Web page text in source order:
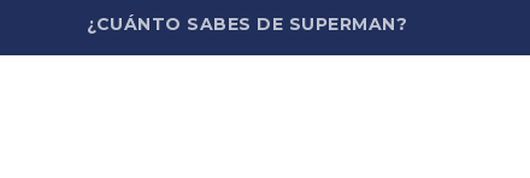
¿CUÁNTO SABES DE SUPERMAN?